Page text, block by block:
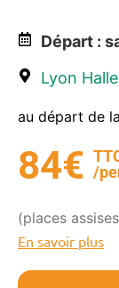
Départ :
Lyon
au départ de
84€ /
(places
En savoir plus